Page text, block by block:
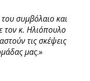
συμβόλαιο και
τον κ. Ηλιόπουλο
τις σκέψεις
μας.»